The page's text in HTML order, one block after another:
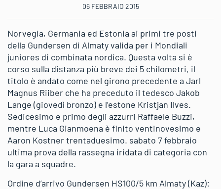
06 FEBBRAIO 2015
Norvegia, Germania ed Estonia ai primi tre posti
della Gundersen di Almaty valida per i Mondiali
juniores di combinata nordica. Questa volta si è
corso sulla distanza più breve dei 5 chilometri, il
titolo è andato come nel girono precedente a Jarl
Magnus Riiber che ha preceduto il tedesco Jakob
Lange (giovedì bronzo) e l’estone Kristjan Ilves.
Sedicesimo e primo degli azzurri Raffaele Buzzi,
mentre Luca Gianmoena è finito ventinovesimo e
Aaron Kostner trentaduesimo. sabato 7 febbraio
ultima prova della rassegna iridata di categoria con
la gara a squadre.
Ordine d’arrivo Gundersen HS100/5 km Almaty (Kaz):